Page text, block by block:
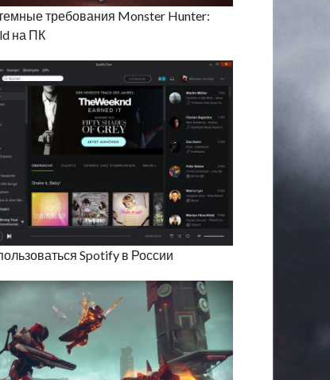
требования Monster Hunter:
на ПК
Spotify в России